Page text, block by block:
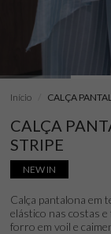
Início CALÇA
CALÇA
STRIPE
NEW IN
Calça pantalona em
elástico nas costas
forro em voil e